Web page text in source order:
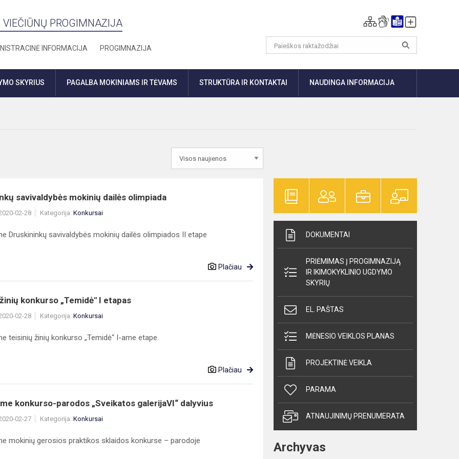
PROGIMNAZIJA
INFORMACIJA PROGIMNAZIJA
SKYRIUS PAGALBA MOKINIAMS IR TĖVAMS STRUKTŪRA IR KONTAKTAI NAUDINGA INFORMACIJA
savivaldybės mokinių dailės olimpiada
02-28 Kategorija: Konkursai
Druskininkų savivaldybės mokinių dailės olimpiados II etape
Plačiau
konkurso „Temidė" I etapas
02-28 Kategorija: Konkursai
teisinių žinių konkurso „Temidė“ I-ame etape.
Plačiau
konkurso-parodos „Sveikatos galerijaVI“ dalyvius
02-27 Kategorija: Konkursai
mokinių gerosios praktikos sklaidos konkurse – parodoje
DOKUMENTAI
PRIĖMIMAS Į PROGIMNAZIJĄ
IR IKIMOKYKLINIO UGDYMO
SKYRIŲ
EL. PAŠTAS
MĖNESIO VEIKLOS PLANAS
PROJEKTINĖ VEIKLA
PARAMA
ATNAUJINIMŲ PRENUMERATA
Archyvas